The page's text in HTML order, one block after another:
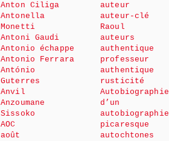
Anton Ciliga
Antonella
Monetti
Antoni Gaudi
Antonio échappe
Antonio Ferrara
António
Guterres
Anvil
Anzoumane
Sissoko
AOC
août
auteur
auteur-clé
Raoul
auteurs
authentique
professeur
authentique
rusticité
Autobiographie
d’un
autobiographie
picaresque
autochtones